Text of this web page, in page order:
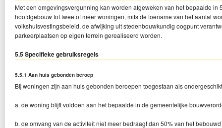
Met een omgevingsvergunning kan worden afgeweken van het bepaalde in
hoofdgebouw tot twee of meer woningen, mits de toename van het aantal
volkshuisvestingsbeleid, de afwijking uit stedenbouwkundig oogpunt
parkeerplaatsen op eigen terrein gerealiseerd worden.
5.5 Specifieke gebruiksregels
5.5.1 Aan huis gebonden beroep
Bij woningen zijn aan huis gebonden beroepen toegestaan als
a. de woning blijft voldoen aan het bepaalde in de gemeentelijke
b. de omvang van de activiteit niet meer bedraagt dan 50% van het